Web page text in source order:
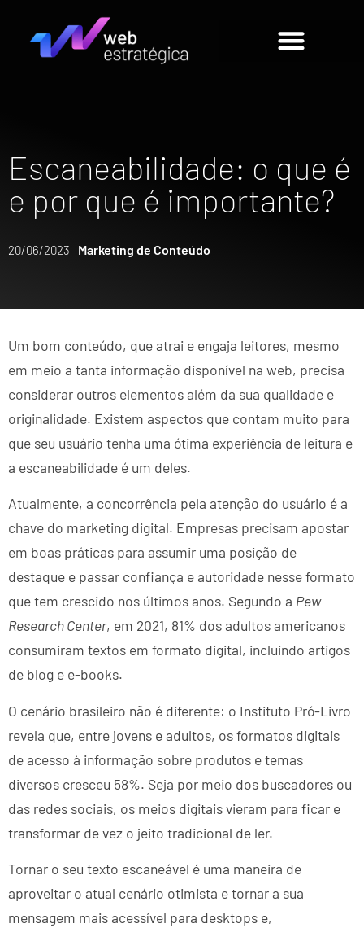
Escaneabilidade: o que é
e por que é importante?
20/06/2023 Marketing de Conteúdo
Um bom conteúdo, que atrai e engaja leitores, mesmo
em meio a tanta informação disponível na web, precisa
considerar outros elementos além da sua qualidade e
originalidade. Existem aspectos que contam muito para
que seu usuário tenha uma ótima experiência de leitura e
a escaneabilidade é um deles.
Atualmente, a concorrência pela atenção do usuário é a
chave do marketing digital. Empresas precisam apostar
em boas práticas para assumir uma posição de
destaque e passar confiança e autoridade nesse formato
que tem crescido nos últimos anos. Segundo a Pew
Research Center, em 2021, 81% dos adultos americanos
consumiram textos em formato digital, incluindo artigos
de blog e e-books.
O cenário brasileiro não é diferente: o Instituto Pró-Livro
revela que, entre jovens e adultos, os formatos digitais
de acesso à informação sobre produtos e temas
diversos cresceu 58%. Seja por meio dos buscadores ou
das redes sociais, os meios digitais vieram para ficar e
transformar de vez o jeito tradicional de ler.
Tornar o seu texto escaneável é uma maneira de
aproveitar o atual cenário otimista e tornar a sua
mensagem mais acessível para desktops e,